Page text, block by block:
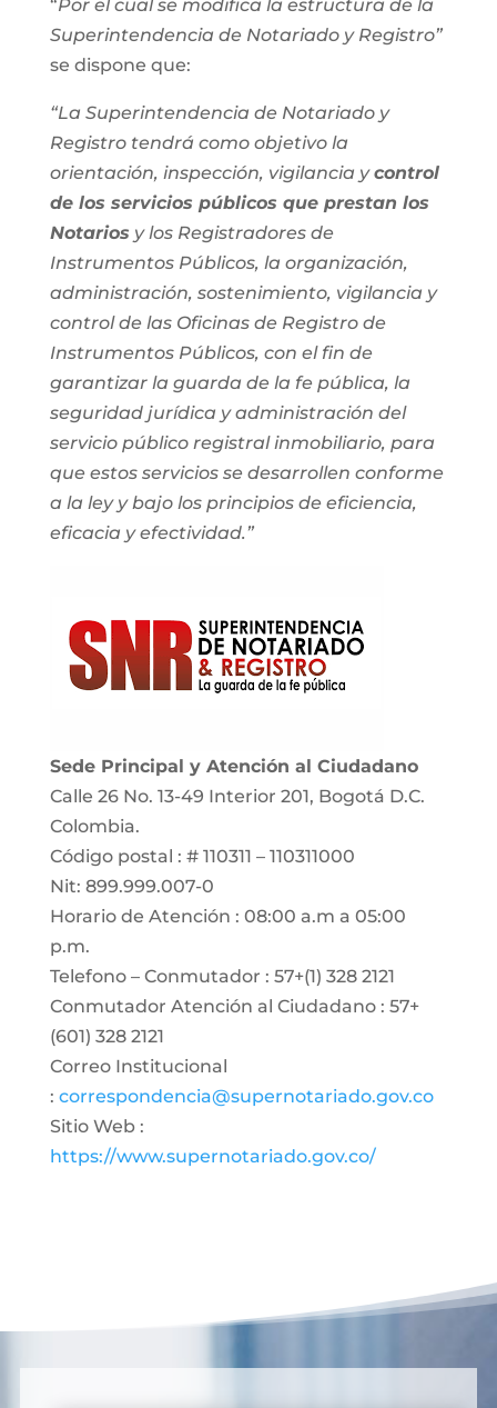
“Por el cual se modifica la estructura de la
Superintendencia de Notariado y Registro”
se dispone que:
“La Superintendencia de Notariado y
Registro tendrá como objetivo la
orientación, inspección, vigilancia ycontrol
de los servicios públicos que prestan los
Notarios y los Registradores de
Instrumentos Públicos, la organización,
administración, sostenimiento, vigilancia y
control de las Oficinas de Registro de
Instrumentos Públicos, con el fin de
garantizar la guarda de la fe pública, la
seguridad jurídica y administración del
servicio público registral inmobiliario, para
que estos servicios se desarrollen conforme
a la ley y bajo los principios de eficiencia,
eficacia y efectividad.”
Sede Principal y Atención al Ciudadano
Calle 26 No. 13-49 Interior 201, Bogotá D.C.
Colombia.
Código postal : # 110311 – 110311000
Nit: 899.999.007-0
Horario de Atención : 08:00 a.m a 05:00
p.m.
Telefono – Conmutador : 57+(1) 328 2121
Conmutador Atención al Ciudadano : 57+
(601) 328 2121
Correo Institucional
: correspondencia@supernotariado.gov.co
Sitio Web :
https://www.supernotariado.gov.co/